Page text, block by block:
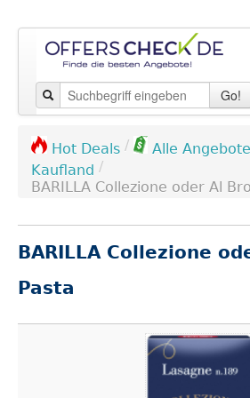
Go!
Hot Deals / Alle
Kaufland /
BARILLA Collezione oder Al
BARILLA Collezione
Pasta